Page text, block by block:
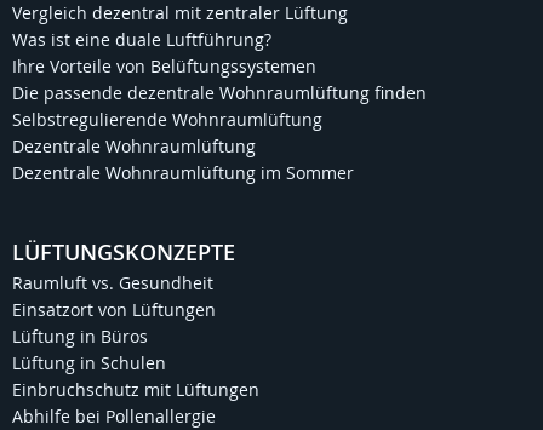
Vergleich dezentral mit zentraler Lüftung
Was ist eine duale Luftführung?
Ihre Vorteile von Belüftungssystemen
Die passende dezentrale Wohnraumlüftung finden
Selbstregulierende Wohnraumlüftung
Dezentrale Wohnraumlüftung
Dezentrale Wohnraumlüftung im Sommer
LÜFTUNGSKONZEPTE
Raumluft vs. Gesundheit
Einsatzort von Lüftungen
Lüftung in Büros
Lüftung in Schulen
Einbruchschutz mit Lüftungen
Abhilfe bei Pollenallergie